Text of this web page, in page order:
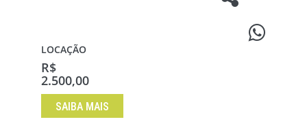
LOCAÇÃO
R$
2.500,00
SAIBA MAIS